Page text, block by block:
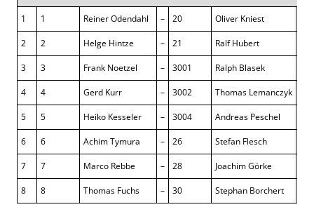
1 1 Reiner Odendahl – 20 Oliver Kniest
2 2 Helge Hintze – 21 Ralf Hubert
3 3 Frank Noetzel – 3001 Ralph Blasek
4 4 Gerd Kurr – 3002 Thomas Lemanczyk
5 5 Heiko Kesseler – 3004 Andreas Peschel
6 6 Achim Tymura – 26 Stefan Flesch
7 7 Marco Rebbe – 28 Joachim Görke
8 8 Thomas Fuchs – 30 Stephan Borchert